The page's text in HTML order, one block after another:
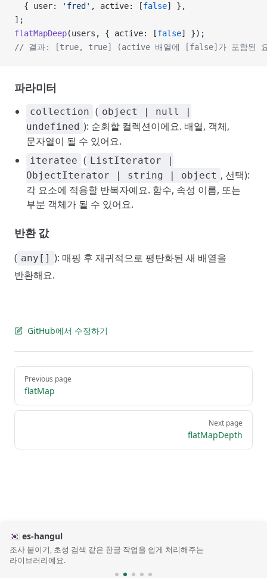
  { user:
'fred' , active: [false] },
];
flatMapDeep(users, { active: [false] });
// 결과: [true, true] (active 배열에 [false]가 포함된 요
파라미터
collection ( object | null |
undefined ): 순회할 컬렉션이에요. 배열, 객체,
문자열이 될 수 있어요.
iteratee ( ListIterator |
ObjectIterator | string | object , 선택):
각 요소에 적용할 반복자예요. 함수, 속성 이름, 또는
부분 객체가 될 수 있어요.
반환 값
( any[] ): 매핑 후 재귀적으로 평탄화된 새 배열을
반환해요.
GitHub에서 수정하기
Pager
Previous page
flatMap
Next page
flatMapDepth
🇰🇷 es-hangul
조사 붙이기, 초성 검색 같은 한글 작업을 쉽게 처리해주는
라이브러리예요.